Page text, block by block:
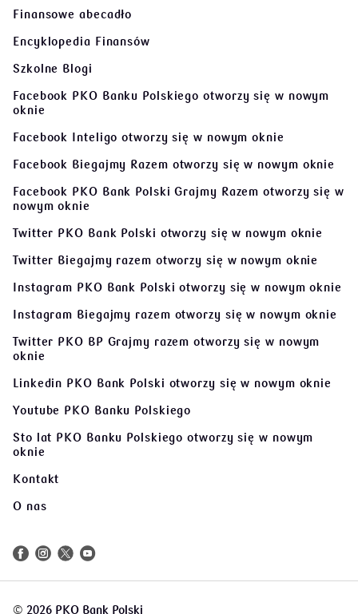
Finansowe abecadło
Encyklopedia Finansów
Szkolne Blogi
Facebook PKO Banku Polskiego otworzy się w nowym
oknie
Facebook Inteligo otworzy się w nowym oknie
Facebook Biegajmy Razem otworzy się w nowym oknie
Facebook PKO Bank Polski Grajmy Razemotworzy się w
nowym oknie
Twitter PKO Bank Polski otworzy się w nowym oknie
Twitter Biegajmy razem otworzy się w nowym oknie
Instagram PKO Bank Polski otworzy się w nowym oknie
Instagram Biegajmy razem otworzy się w nowym oknie
Twitter PKO BP Grajmy razem otworzy się w nowym
oknie
Linkedin PKO Bank Polski otworzy się w nowym oknie
Youtube PKO Banku Polskiego
Sto lat PKO Banku Polskiego otworzy się w nowym
oknie
Kontakt
O nas
© 2026 PKO Bank Polski